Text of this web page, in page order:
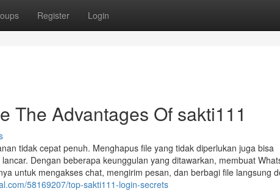
Register Login
The Advantages Of sakti111
tidak cepat penuh. Menghapus file yang tidak diperlukan juga bisa
Dengan beberapa keunggulan yang ditawarkan, membuat
untuk mengakses chat, mengirim pesan, dan berbagi file langsung
58169207/top-sakti111-login-secrets